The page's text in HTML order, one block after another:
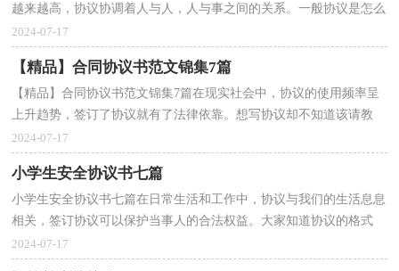
越来越高，协议协调着人与人，人与事之间的关系。一般协议是怎么
起草的呢？下面是小编整理的合作协议书10篇，希望对大...
2024-07-17
【精品】合同协议书范文锦集7篇
【精品】合同协议书范文锦集7篇在现实社会中，协议的使用频率呈
上升趋势，签订了协议就有了法律依靠。想写协议却不知道该请教
谁？下面是小编帮大家整理的合同协议书7篇，欢迎阅读与...
2024-07-17
小学生安全协议书七篇
小学生安全协议书七篇在日常生活和工作中，协议与我们的生活息息
相关，签订协议可以保护当事人的合法权益。大家知道协议的格式
吗？以下是小编为大家收集的小学生安全协议书8篇，仅...
2024-07-17